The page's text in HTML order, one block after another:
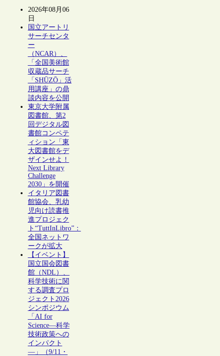
2026年08月06
日
国立アートリ
サーチセンタ
ー
（NCAR）、
「全国美術館
収蔵品サーチ
「SHŪZŌ」活
用講座」の鼎
談内容を公開
東京大学附属
図書館、第2
回デジタル図
書館コンペテ
ィション「東
大図書館をデ
ザインせよ！
Next Library
Challenge
2030」を開催
イタリア図書
館協会、乳幼
児向け読書推
進プロジェク
ト“TuttInLibro”：
全国ネットワ
ークが拡大
【イベント】
国立国会図書
館（NDL）、
科学技術に関
する調査プロ
ジェクト2026
シンポジウム
「AI for
Science―科学
技術政策への
インパクト
―」（9/11・